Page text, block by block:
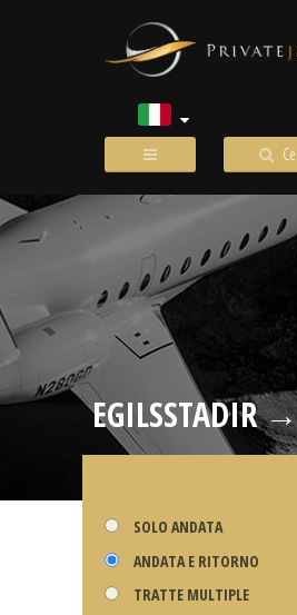
EGILSSTADIR
SOLO ANDATA
ANDATA E RITORNO
TRATTE MULTIPLE